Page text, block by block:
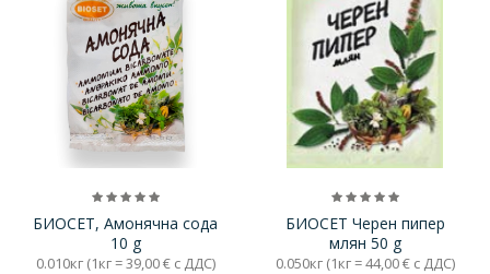
БИОСЕТ, Амонячна сода
10 g
0.010кг (1кг = 39,00 € с ДДС)
БИОСЕТ Черен пипер
млян 50 g
0.050кг (1кг = 44,00 € с ДДС)